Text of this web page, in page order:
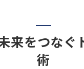
来をつなぐ
術